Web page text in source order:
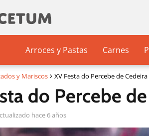
Arroces y Pastas Carnes
y Mariscos XV Festa do Percebe de Cedeira
do Percebe
hace 6 años